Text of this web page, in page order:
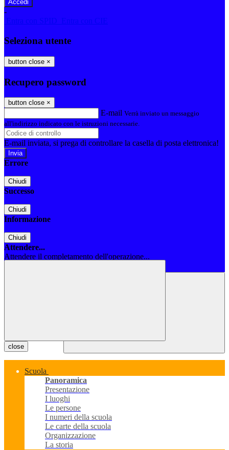
-
Entra con SPID
Entra con CIE
Seleziona utente
button close ×
Recupero password
button close ×
E-mail Verrà inviato un messaggio
all'indirizzo indicato con le istruzioni necessarie.
E-mail inviata, si prega di controllare la casella di posta elettronica!
Errore
Chiudi
Successo
Chiudi
Informazione
Chiudi
Attendere...
Attendere il completamento dell'operazione...
close
Scuola
Panoramica
Presentazione
I luoghi
Le persone
I numeri della scuola
Le carte della scuola
Organizzazione
La storia